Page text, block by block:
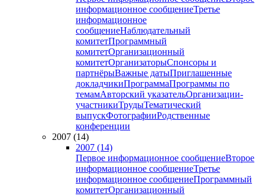
информационное сообщениеТретье
информационное
сообщениеНаблюдательный
комитетПрограммный
комитетОрганизационный
комитетОрганизаторыСпонсоры и
партнёрыВажные датыПриглашенные
докладчикиПрограммаПрограммы по
темамАвторский указательОрганизации-
участникиТрудыТематический
выпускФотографииРодственные
конференции
2007 (14)
2007 (14)
Первое информационное сообщениеВторое
информационное сообщениеТретье
информационное сообщениеПрограммный
комитетОрганизационный